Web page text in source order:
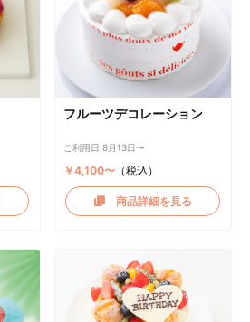
フルーツデコレーション
ご利用日:8月13日〜
￥4,100〜 （税込）
商品詳細を見る